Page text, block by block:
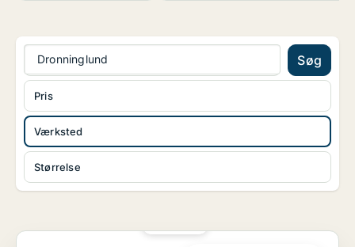
Dronninglund Søg
Værksted
Størrelse
Pris
Butik i Aalborg